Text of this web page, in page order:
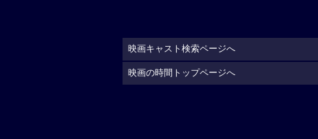
映画キャスト検索ページへ
映画の時間トップページへ